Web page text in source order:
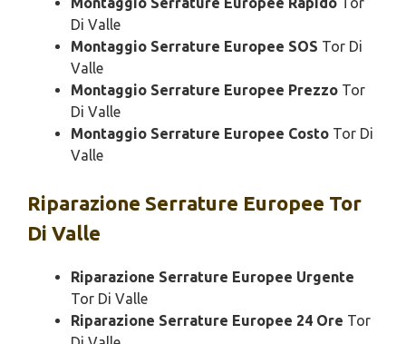
Di Valle
Montaggio Serrature Europee SOS Tor Di
Valle
Montaggio Serrature Europee Prezzo Tor
Di Valle
Montaggio Serrature Europee Costo Tor Di
Valle
Riparazione Serrature Europee Tor
Di Valle
Riparazione Serrature Europee Urgente
Tor Di Valle
Riparazione Serrature Europee 24 Ore Tor